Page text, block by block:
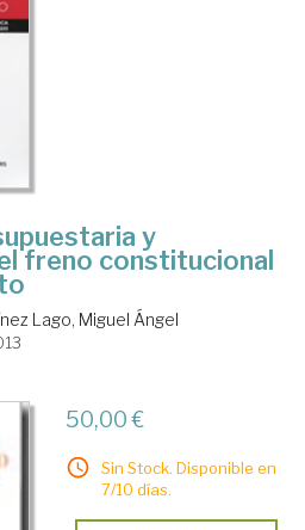
y
freno constitucional
Lago, Miguel Ángel
50,00 €
Sin Stock. Disponible en
7/10 días.